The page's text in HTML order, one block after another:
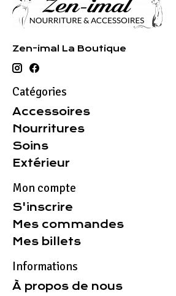
Zen-imal La Boutique
Catégories
Accessoires
Nourritures
Soins
Extérieur
Mon compte
S'inscrire
Mes commandes
Mes billets
Informations
À propos de nous